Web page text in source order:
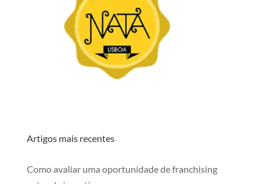
Artigos mais recentes
Como avaliar uma oportunidade de franchising